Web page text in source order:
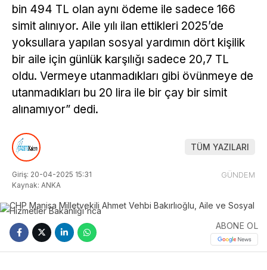
bin 494 TL olan aynı ödeme ile sadece 166
simit alınıyor. Aile yılı ilan ettikleri 2025’de
yoksullara yapılan sosyal yardımın dört kişilik
bir aile için günlük karşılığı sadece 20,7 TL
oldu. Vermeye utanmadıkları gibi övünmeye de
utanmadıkları bu 20 lira ile bir çay bir simit
alınamıyor” dedi.
TÜM YAZILARI
Giriş: 20-04-2025 15:31
Kaynak: ANKA
GÜNDEM
ABONE OL